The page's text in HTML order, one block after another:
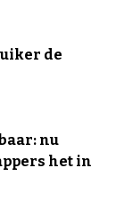
de
nu
het in